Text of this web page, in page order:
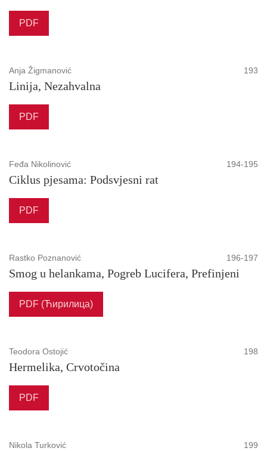
PDF
Anja Žigmanović 193
Linija, Nezahvalna
PDF
Feđa Nikolinović 194-195
Ciklus pjesama: Podsvjesni rat
PDF
Rastko Poznanović 196-197
Smog u helankama, Pogreb Lucifera, Prefinjeni
PDF (Ћирилица)
Teodora Ostojić 198
Hermelika, Crvotočina
PDF
Nikola Turković 199